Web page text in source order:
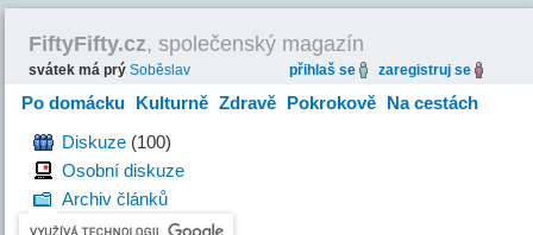
FiftyFifty.cz, společenský magazín
svátek má prýSoběslav přihlaš se zaregistruj se
Po domácku Kulturně Zdravě Pokrokově Na cestách
HravěDiskuze (100)
Osobní diskuze
Archiv článků